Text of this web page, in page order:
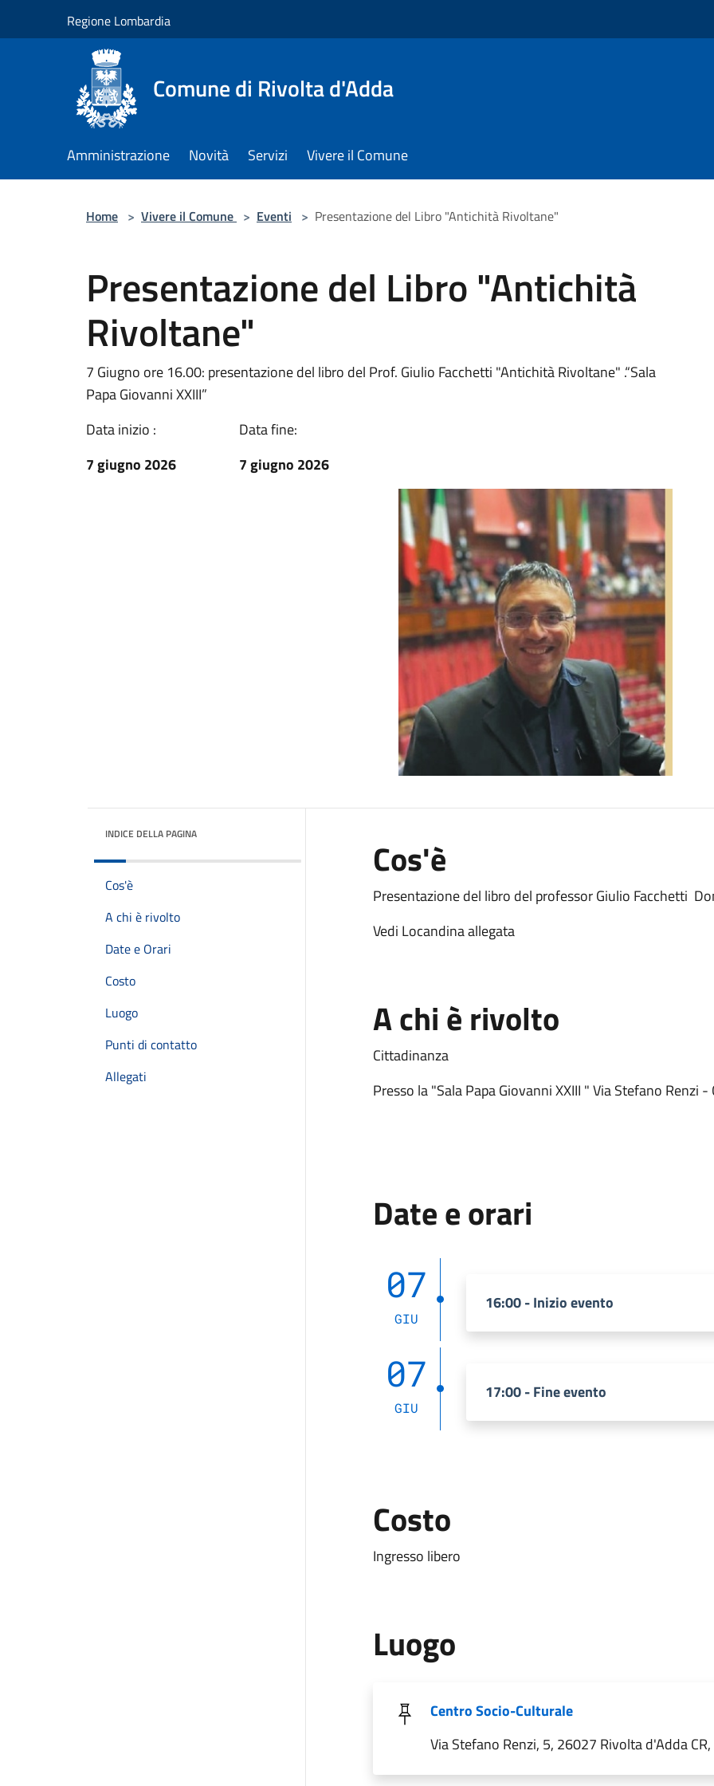
Regione Lombardia
Comune di Rivolta d'Adda
Amministrazione Novità Servizi Vivere il Comune
Home > Vivere il Comune > Eventi > Presentazione del Libro "Antichità Rivoltane"
Presentazione del Libro "Antichità
Rivoltane"
7 Giugno ore 16.00: presentazione del libro del Prof. Giulio Facchetti "Antichità Rivoltane" .“Sala
Papa Giovanni XXIII”
Data inizio :
7 giugno 2026
Data fine:
7 giugno 2026
INDICE DELLA PAGINA
Cos'è
A chi è rivolto
Date e Orari
Costo
Luogo
Punti di contatto
Allegati
Cos'è
Presentazione del libro del professor Giulio Facchetti
Vedi Locandina allegata
A chi è rivolto
Cittadinanza
Presso la "Sala Papa Giovanni XXIII " Via Stefano Renzi -
Date e orari
07
GIU
16:00 - Inizio evento
07
GIU
17:00 - Fine evento
Costo
Ingresso libero
Luogo
Centro Socio-Culturale
Via Stefano Renzi, 5, 26027 Rivolta d'Adda